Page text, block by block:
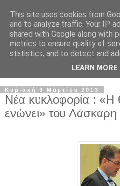
Κυριακή 3 Μαρτίου 2013
Νέα κυκλοφορία :
ενώνει» του
This site uses cookies from
and to analyze traffic. Your IP
shared with Google along with
metrics to ensure quality of
statistics, and to detect and
LEARN MORE